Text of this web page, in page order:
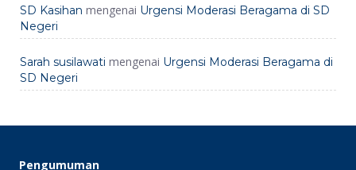
SD Kasihan mengenai Urgensi Moderasi Beragama di SD
Negeri
Sarah susilawati mengenai Urgensi Moderasi Beragama di
SD Negeri
Pengumuman